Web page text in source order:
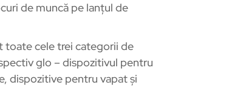
de muncă pe lanțul de
toate cele trei categorii de
glo – dispozitivul pentru
dispozitive pentru vapat și